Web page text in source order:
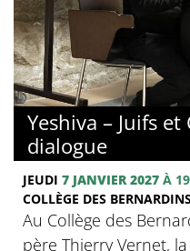
Yeshiva – Juifs
dialogue
JEUDI 7 JANVIER 2027 À
COLLÈGE DES
Au Collège des
père Thierry Vernet,